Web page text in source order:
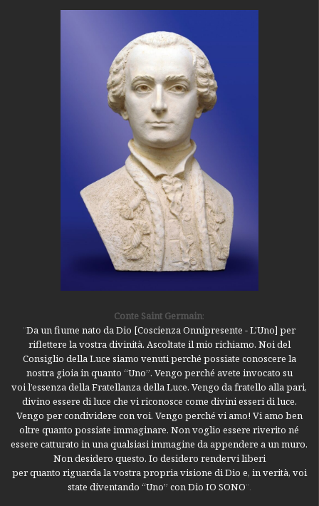
Conte Saint Germain:
"Da un fiume nato da Dio [Coscienza Onnipresente - L'Uno] per
riflettere la vostra divinità. Ascoltate il mio richiamo. Noi del
Consiglio della Luce siamo venuti perché possiate conoscere la
nostra gioia in quanto “Uno”. Vengo perché avete invocato su
voi l’essenza della Fratellanza della Luce. Vengo da fratello alla pari,
divino essere di luce che vi riconosce come divini esseri di luce.
Vengo per condividere con voi. Vengo perché vi amo! Vi amo ben
oltre quanto possiate immaginare. Non voglio essere riverito né
essere catturato in una qualsiasi immagine da appendere a un muro.
Non desidero questo. Io desidero rendervi liberi
per quanto riguarda la vostra propria visione di Dio e, in verità, voi
state diventando “Uno” con Dio IO SONO".